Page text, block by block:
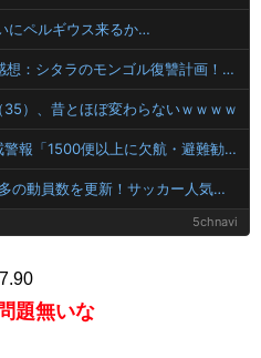
にペルギウス来るか…
天幕のジャードゥーガル 第7話 感想：シタラのモンゴル復讐計画！兄弟をなんとか仲違いせねば！
35）、昔とほぼ変わらないｗｗｗｗ
【速報】中国、最高レベルの警戒警報「1500便以上に欠航・避難勧告が発令」
【朗報】Jリーグ開幕節で過去最多の動員数を更新！サッカー人気が凄いｗｗｗｗｗｗ
5chnavi
題無いな